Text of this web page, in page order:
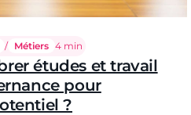
/ Métiers Temps de lecture :
4 min
études et travail
pour
?